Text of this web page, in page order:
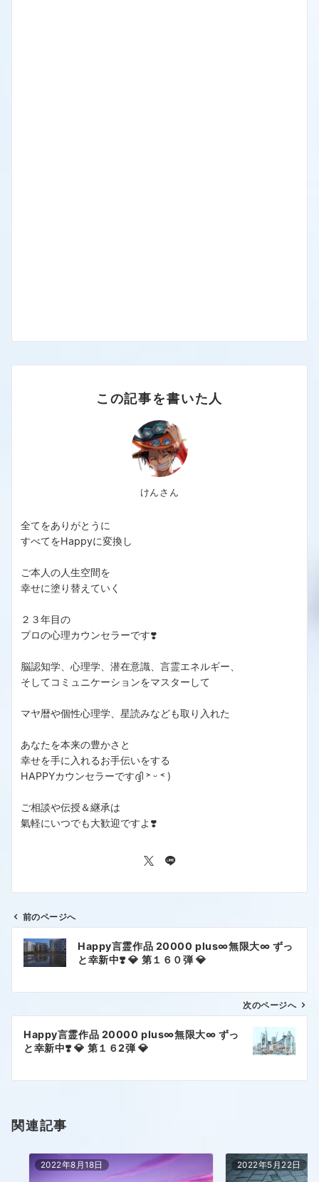
この記事を書いた人
けんさん
全てをありがとうに
すべてをHappyに変換し
ご本人の人生空間を
幸せに塗り替えていく
２３年目の
プロの心理カウンセラーです❣️
脳認知学、心理学、潜在意識、言霊エネルギー、
そしてコミュニケーションをマスターして
マヤ暦や個性心理学、星読みなども取り入れた
あなたを本来の豊かさと
幸せを手に入れるお手伝いをする
HAPPYカウンセラーですദ്ദി ˃ ᵕ ˂ )
ご相談や伝授＆継承は
氣軽にいつでも大歓迎ですよ❣️
前のページへ
Happy言霊作品 20000 plus∞無限大∞ ずっ
と幸新中❣️ 💎 第１６０弾 💎
次のページへ
Happy言霊作品 20000 plus∞無限大∞ ずっ
と幸新中❣️ 💎 第１６2弾 💎
関連記事
2022年8月18日 2022年5月22日